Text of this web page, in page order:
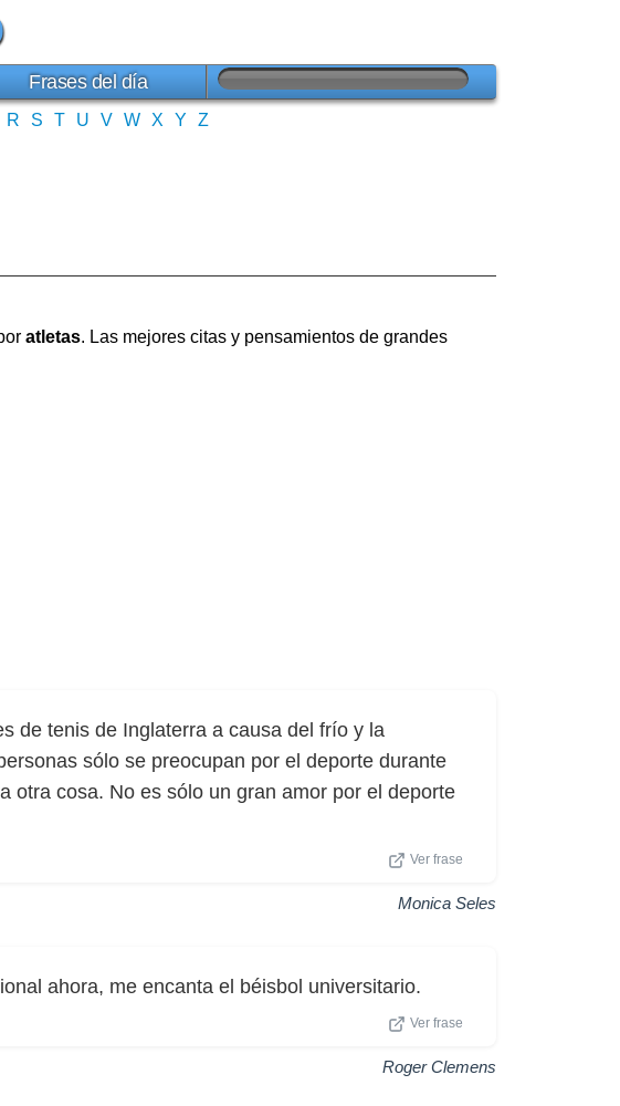
Frases del día
R S T U V W X Y Z
atletas. Las mejores citas y pensamientos de grandes
de tenis de Inglaterra a causa del frío y la
sólo se preocupan por el deporte durante
otra cosa. No es sólo un gran amor por el deporte
Ver frase
Monica Seles
ahora, me encanta el béisbol universitario.
Ver frase
Roger Clemens